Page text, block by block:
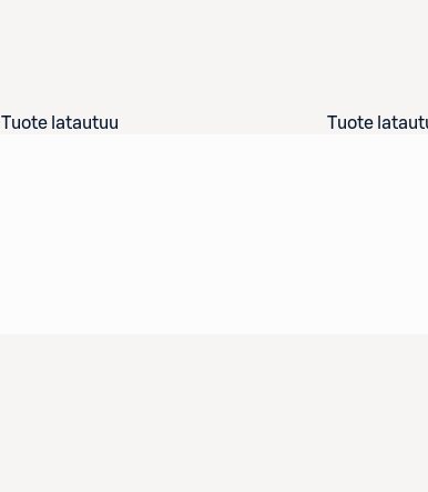
Tuote latautuu Tuote